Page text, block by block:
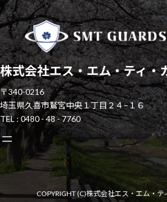
株式会社エス・エム・ティ・
〒340-0216
埼玉県久喜市鷲宮中央１丁目２４−１６
TEL : 0480 - 48 - 7760
COPYRIGHT (C)株式会社エス・エム・テ